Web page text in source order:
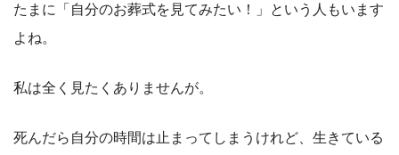
たまに「自分のお葬式を見てみたい！」という人もいます
よね。
私は全く見たくありませんが。
死んだら自分の時間は止まってしまうけれど、生きている